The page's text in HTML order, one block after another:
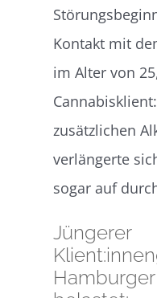
Kontakt mit
im Alter von
zusätzlichen
verlängerte
sogar auf
Jüngerer